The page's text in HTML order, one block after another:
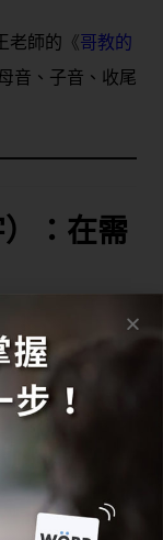
老師的 《哥教的
音、子音、收尾
：在需
是唸出來之後完
計數時
字數字」）